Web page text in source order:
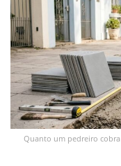
Quanto um pedreiro